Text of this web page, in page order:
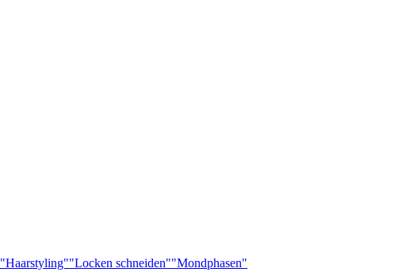
"Haarstyling""Locken schneiden""Mondphasen"